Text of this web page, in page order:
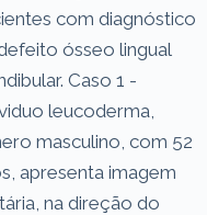
com diagnóstico
ósseo lingual
Caso 1 -
leucoderma,
masculino, com 52
apresenta imagem
na direção do